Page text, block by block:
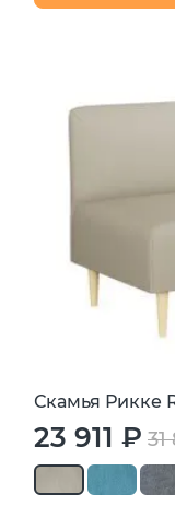
Скамья Рикке
23 911 ₽ 31